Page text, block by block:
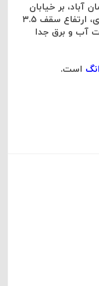
آباد، بر خیابان
اصلی و دارای دهنه ی ۷ متری، ارتفاع سقف ۳.۵
آب و برق جدا
است.